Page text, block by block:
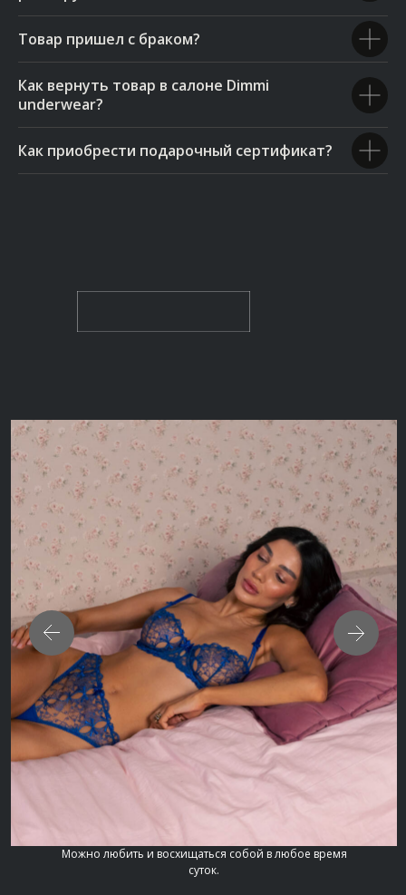
Товар пришел с браком?
Как вернуть товар в салоне Dimmi
underwear?
Как приобрести подарочный сертификат?
Можно любить и восхищаться собой в любое время
суток.